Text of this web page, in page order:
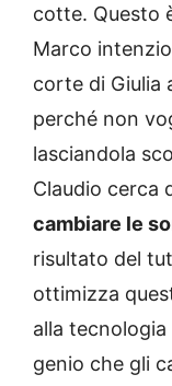
cotte. Questo
Marco
corte di Giulia
perché non
lasciandola
Claudio cerca
cambiare le
risultato del
ottimizza
alla
genio che gli